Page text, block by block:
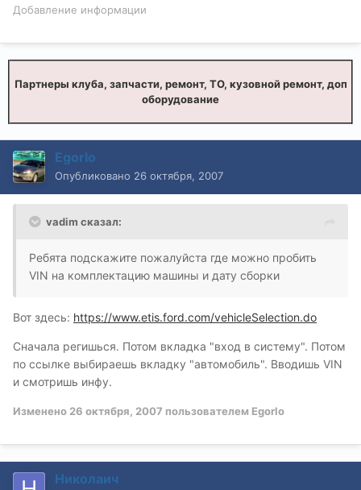
Добавление информации
Партнеры клуба, запчасти, ремонт, ТО, кузовной ремонт, доп
оборудование
Egorlo
Опубликовано 26 октября, 2007
vadim сказал:
Ребята подскажите пожалуйста где можно пробить
VIN на комплектацию машины и дату сборки
Вот здесь: https://www.etis.ford.com/vehicleSelection.do
Сначала регишься. Потом вкладка "вход в систему". Потом
по ссылке выбираешь вкладку "автомобиль". Вводишь VIN
и смотришь инфу.
Изменено 26 октября, 2007 пользователем Egorlo
Николаич